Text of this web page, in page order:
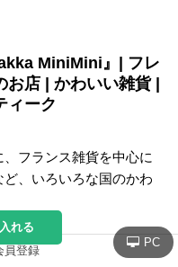
れる
MiniMini』| フレ
お店 | かわいい雑貨 |
ィーク
フランス雑貨を中心に
、いろいろな国のかわ
員登録
PC